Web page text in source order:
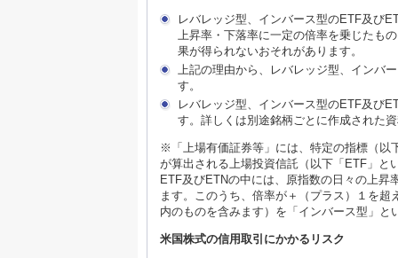
レバレッジ型、インバース型のETF及び
上昇率・下落率に一定の倍率を乗じたも
果が得られないおそれがあります。
上記の理由から、レバレッジ型、インバ
す。
レバレッジ型、インバース型のETF及び
す。詳しくは別途銘柄ごとに作成された
※「上場有価証券等」には、特定の指標（以
が算出される上場投資信託（以下「ETF」と
ETF及びETNの中には、原指数の日々の上昇
ます。このうち、倍率が＋（プラス）１を
内のものを含みます）を「インバース型」と
米国株式の信用取引にかかるリスク